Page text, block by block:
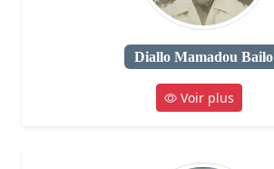
Diallo Mamadou Bailo
Voir plus